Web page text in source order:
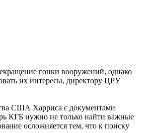
гонки вооружений, однако
их интересы, директору ЦРУ
США Харриса с документами
КГБ нужно не только найти важные
осложняется тем, что к поиску